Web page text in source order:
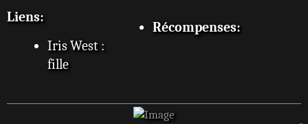
Liens:
Iris West :
fille
Récompenses: